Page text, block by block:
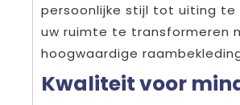
persoonlijke stijl tot uiting te
uw ruimte te transformeren
hoogwaardige
Kwaliteit voor